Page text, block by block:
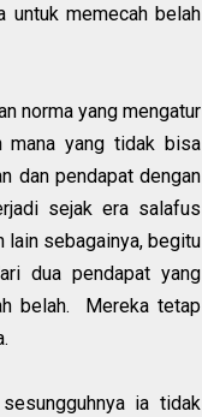
untuk memecah belah
norma yang mengatur
mana yang tidak bisa
dan pendapat dengan
sejak era salafus
lain sebagainya, begitu
dua pendapat yang
belah. Mereka tetap
ia tidak